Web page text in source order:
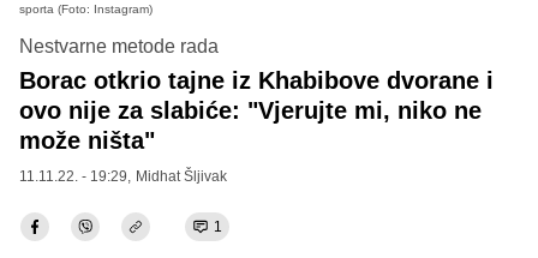
sporta (Foto: Instagram)
Nestvarne metode rada
Borac otkrio tajne iz Khabibove dvorane i
ovo nije za slabiće: "Vjerujte mi, niko ne
može ništa"
11.11.22. - 19:29, Midhat Šljivak
1